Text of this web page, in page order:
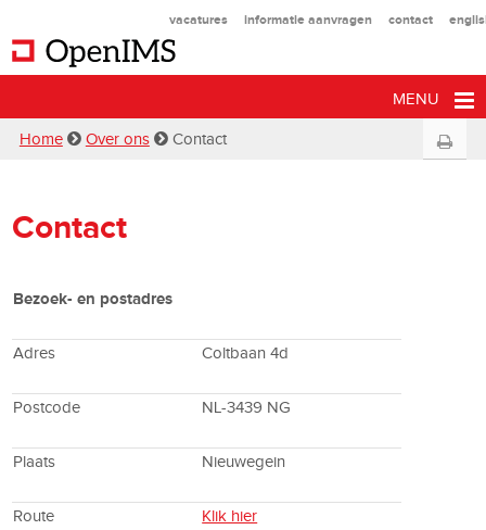
vacatures informatie aanvragen contact
MENU
Home Over ons Contact
Contact
Bezoek- en postadres
Adres Coltbaan 4d
Postcode NL-3439 NG
Plaats Nieuwegein
Route Klik hier